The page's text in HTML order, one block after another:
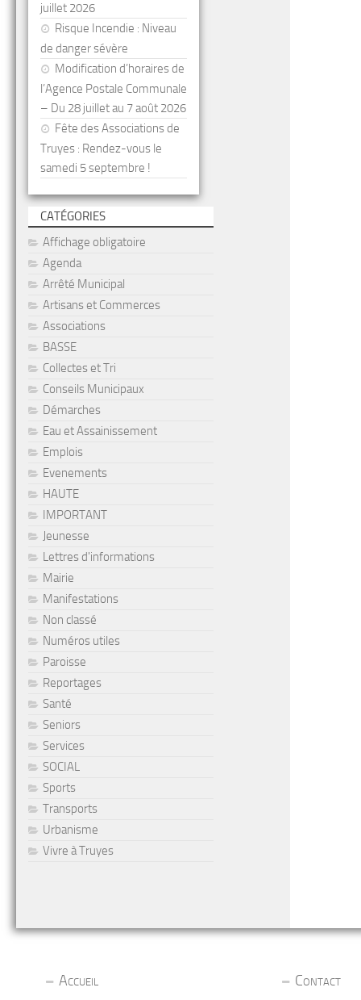
juillet 2026
Risque Incendie : Niveau
de danger sévère
Modification d’horaires de
l’Agence Postale Communale
– Du 28 juillet au 7 août 2026
Fête des Associations de
Truyes : Rendez-vous le
samedi 5 septembre !
CATÉGORIES
Affichage obligatoire
Agenda
Arrêté Municipal
Artisans et Commerces
Associations
BASSE
Collectes et Tri
Conseils Municipaux
Démarches
Eau et Assainissement
Emplois
Evenements
HAUTE
IMPORTANT
Jeunesse
Lettres d'informations
Mairie
Manifestations
Non classé
Numéros utiles
Paroisse
Reportages
Santé
Seniors
Services
SOCIAL
Sports
Transports
Urbanisme
Vivre à Truyes
Accueil
Contact